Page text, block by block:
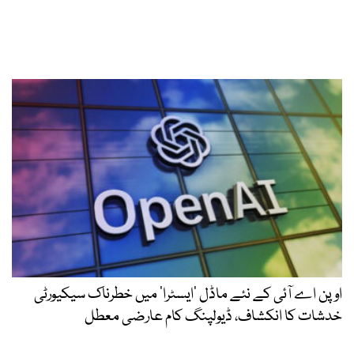
اوپن اے آئی کے نئے ماڈل ’ایسٹرا‘ میں خطرناک سیکیورٹی
خدشات کا انکشاف، ڈیولپنگ کام عارضی معطل